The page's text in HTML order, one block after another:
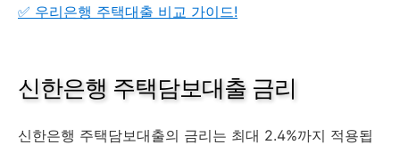
✅ 우리은행 주택대출 비교 가이드!
신한은행 주택담보대출 금리
신한은행 주택담보대출의 금리는 최대 2.4%까지 적용됩